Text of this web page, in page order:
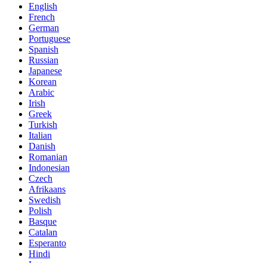
English
French
German
Portuguese
Spanish
Russian
Japanese
Korean
Arabic
Irish
Greek
Turkish
Italian
Danish
Romanian
Indonesian
Czech
Afrikaans
Swedish
Polish
Basque
Catalan
Esperanto
Hindi